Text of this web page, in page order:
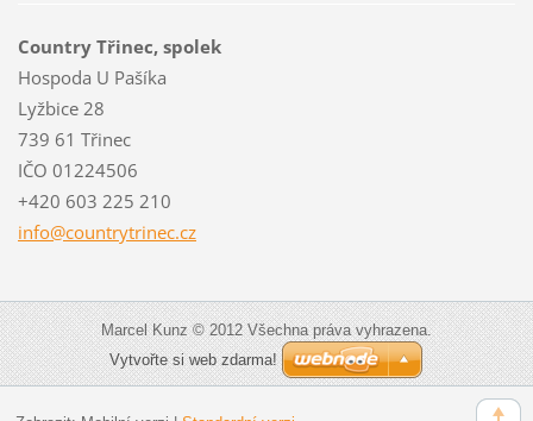
Country Třinec, spolek
Hospoda U Pašíka
Lyžbice 28
739 61 Třinec
IČO 01224506
+420 603 225 210
info@countrytrinec.cz
Marcel Kunz © 2012 Všechna práva vyhrazena.
Vytvořte si web zdarma!